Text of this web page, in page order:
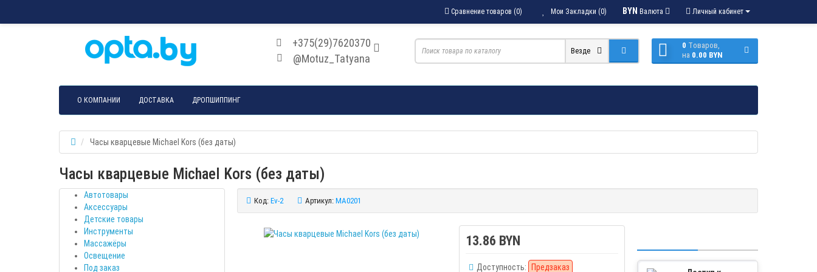
Личный кабинет
BYN Валюта
Мои Закладки (0)
Сравнение товаров (0)
+375(29)7620370
@Motuz_Tatyana
0 Tоваров,
на 0.00 BYN
Везде
О КОМПАНИИ ДОСТАВКА ДРОПШИППИНГ
Часы кварцевые Michael Kors (без даты)
Часы кварцевые Michael Kors (без даты)
Автотовары
Аксессуары
Детские товары
Инструменты
Массажёры
Освещение
Под заказ
Код: Ev-2 Артикул: MA0201
13.86 BYN
Доступность: Предзаказ